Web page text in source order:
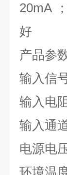
20mA
好
产品参
输入信
输入电
输入通
电源电
环境温